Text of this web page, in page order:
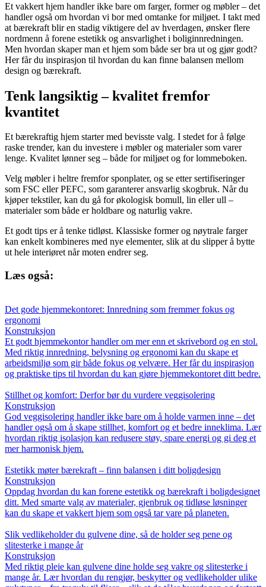
Et vakkert hjem handler ikke bare om farger, former og møbler – det
handler også om hvordan vi bor med omtanke for miljøet. I takt med
at bærekraft blir en stadig viktigere del av hverdagen, ønsker flere
nordmenn å forene estetikk og ansvarlighet i boliginnredningen.
Men hvordan skaper man et hjem som både ser bra ut og gjør godt?
Her får du inspirasjon til hvordan du kan finne balansen mellom
design og bærekraft.
Tenk langsiktig – kvalitet fremfor
kvantitet
Et bærekraftig hjem starter med bevisste valg. I stedet for å følge
raske trender, kan du investere i møbler og materialer som varer
lenge. Kvalitet lønner seg – både for miljøet og for lommeboken.
Velg møbler i heltre fremfor sponplater, og se etter sertifiseringer
som FSC eller PEFC, som garanterer ansvarlig skogbruk. Når du
kjøper tekstiler, kan du gå for økologisk bomull, lin eller ull –
materialer som både er holdbare og naturlig vakre.
Et godt tips er å tenke tidløst. Klassiske former og nøytrale farger
kan enkelt kombineres med nye elementer, slik at du slipper å bytte
ut hele interiøret når moten endrer seg.
Læs også:
Det gode hjemmekontoret: Innredning som fremmer fokus og
ergonomi
Konstruksjon
Et godt hjemmekontor handler om mer enn et skrivebord og en stol.
Med riktig innredning, belysning og ergonomi kan du skape et
arbeidsmiljø som gir både fokus og velvære. Her får du inspirasjon
og praktiske tips til hvordan du kan gjøre hjemmekontoret ditt bedre.
Stillhet og komfort: Derfor bør du vurdere veggisolering
Konstruksjon
God veggisolering handler ikke bare om å holde varmen inne – det
handler også om å skape stillhet, komfort og et bedre inneklima. Lær
hvordan riktig isolasjon kan redusere støy, spare energi og gi deg et
mer harmonisk hjem.
Estetikk møter bærekraft – finn balansen i ditt boligdesign
Konstruksjon
Oppdag hvordan du kan forene estetikk og bærekraft i boligdesignet
ditt. Med smarte valg av materialer, gjenbruk og tidløse løsninger
kan du skape et vakkert hjem som også tar vare på planeten.
Slik vedlikeholder du gulvene dine, så de holder seg pene og
slitesterke i mange år
Konstruksjon
Med riktig pleie kan gulvene dine holde seg vakre og slitesterke i
mange år. Lær hvordan du rengjør, beskytter og vedlikeholder ulike